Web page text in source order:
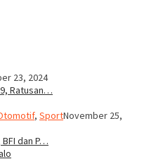
23, 2024
Ratusan…
, SportNovember 25,
dan P…